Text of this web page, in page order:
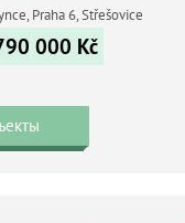
Praha 6, Střešovice
000 Kč